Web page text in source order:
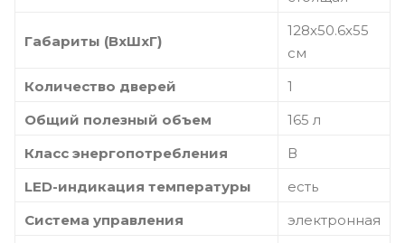
Габариты (ВхШхГ)
128х50.6х55
см
Количество дверей
1
Общий полезный объем
165 л
Класс энергопотребления
В
LED-индикация температуры
есть
Система управления
электронная